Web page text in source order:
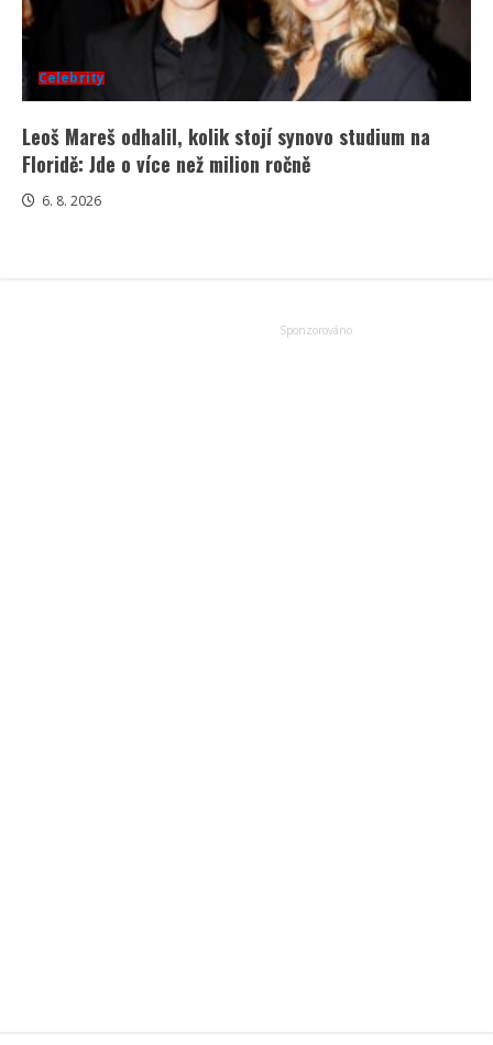
Celebrity
Leoš Mareš odhalil, kolik stojí synovo studium na
Floridě: Jde o více než milion ročně
6. 8. 2026